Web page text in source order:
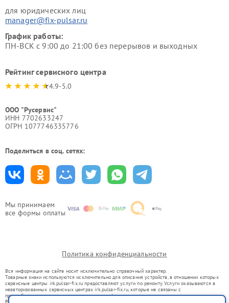
Мы принимаем
все формы оплаты
для юридических лиц
manager@fix-pulsar.ru
График работы:
ПН-ВСК с 9:00 до 21:00 без перерывов и выходных
Рейтинг сервисного центра
4.9-5.0
ООО "Русервис"
ИНН 7702633247
ОГРН 1077746335776
Поделиться в соц. сетях:
Политика конфиденциальности
Вся информация на сайте носит исключительно справочный характер.
Товарные знаки используются исключительно для описания устройств, в отношении которых
сервисные центры irk.pulsar-fix.ru предоставляют услуги по ремонту. Услуги оказываются в
неавторизованных сервисных центрах irk.pulsar-fix.ru, которые не связаны с
правообладателями товарных знаков или их официальными представителями.